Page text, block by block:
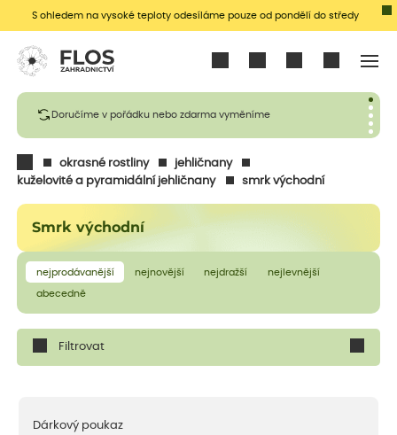
S ohledem na vysoké teploty odesíláme pouze od pondělí do středy
Doručíme v pořádku nebo zdarma vyměníme
okrasné rostliny
jehličnany
kuželovité a pyramidální jehličnany
smrk východní
Smrk východní
nejprodávanější nejnovější nejdražší nejlevnější
abecedně
Filtrovat
Dárkový poukaz